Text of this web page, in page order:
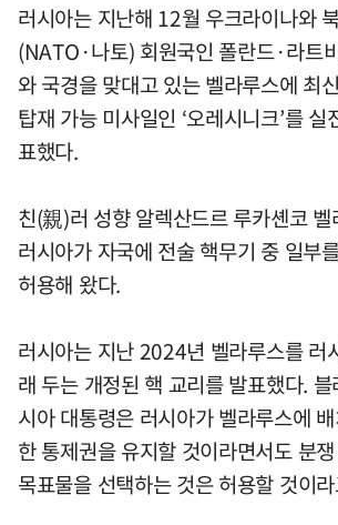
러시아는 지난해 12월 우크라이나와
(NATO·나토) 회원국인 폴란드·라트
와 국경을 맞대고 있는 벨라루스에 최
탑재 가능 미사일인 ‘오레시니크’를
표했다.
친(親)러 성향 알렉산드르 루카셴코
러시아가 자국에 전술 핵무기 중 일부
허용해 왔다.
러시아는 지난 2024년 벨라루스를 러
래 두는 개정된 핵 교리를 발표했다.
시아 대통령은 러시아가 벨라루스에
한 통제권을 유지할 것이라면서도 분
목표물을 선택하는 것은 허용할 것이